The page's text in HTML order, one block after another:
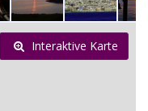
Interaktive Karte